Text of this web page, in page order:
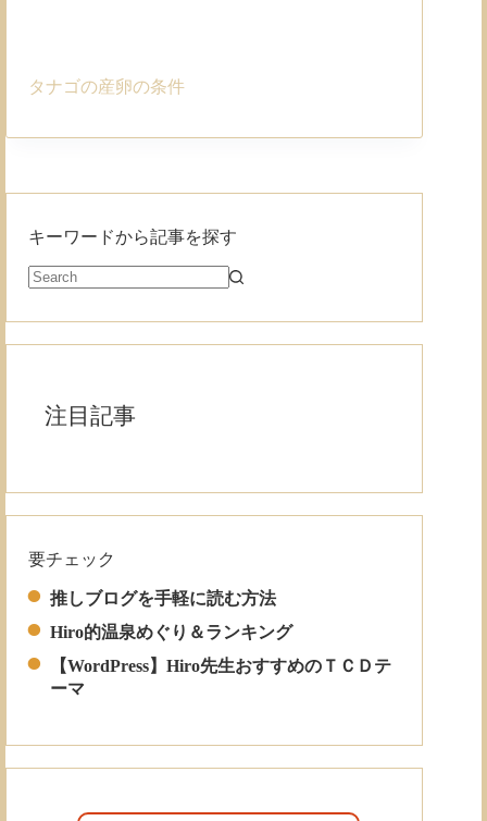
タナゴの産卵の条件
キーワードから記事を探す
注目記事
要チェック
推しブログを手軽に読む方法
Hiro的温泉めぐり＆ランキング
【WordPress】Hiro先生おすすめのＴＣＤテ
ーマ